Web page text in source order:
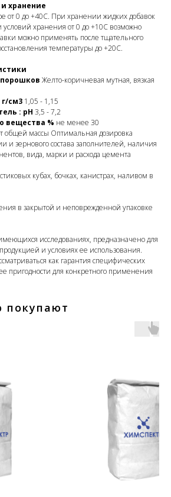
хранение
от 0 до +40С. При хранении жидких добавок
хранения от 0 до +10С возможно
можно применять после тщательного
температуры до +20С.
Желто-коричневая мутная, вязкая
см3 1,05 - 1,15
: pH 3,5 - 7,2
вещества % не менее 30
общей массы Оптимальная дозировка
и зернового состава заполнителей, наличия
вида, марки и расхода цемента
кубах, бочках, канистрах, наливом в
в закрытой и неповрежденной упаковке
исследованиях, предназначено для
и условиях ее использования.
как гарантия специфических
пригодности для конкретного применения
покупают